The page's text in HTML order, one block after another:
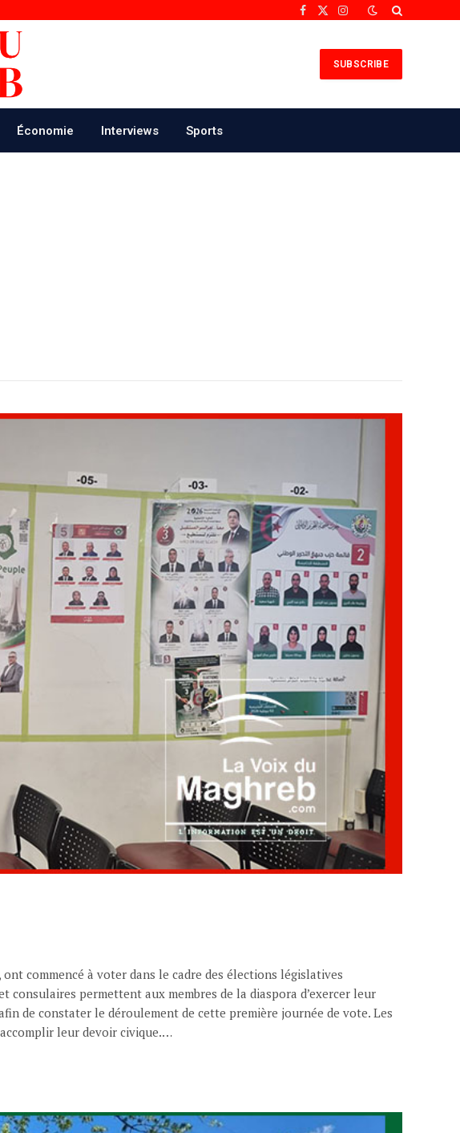
Facebook
X
Instagram
SUBSCRIBE
Économie Interviews Sports
commencé à voter dans le cadre des élections législatives
permettent aux membres de la diaspora d’exercer leur
de constater le déroulement de cette première journée de vote. Les
leur devoir civique.…